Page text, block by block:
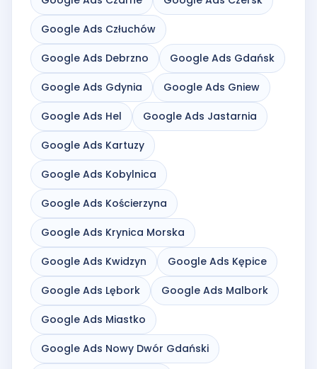
Google Ads Człuchów
Google Ads Debrzno Google Ads Gdańsk
Google Ads Gdynia Google Ads Gniew
Google Ads Hel Google Ads Jastarnia
Google Ads Kartuzy
Google Ads Kobylnica
Google Ads Kościerzyna
Google Ads Krynica Morska
Google Ads Kwidzyn Google Ads Kępice
Google Ads Lębork Google Ads Malbork
Google Ads Miastko
Google Ads Nowy Dwór Gdański